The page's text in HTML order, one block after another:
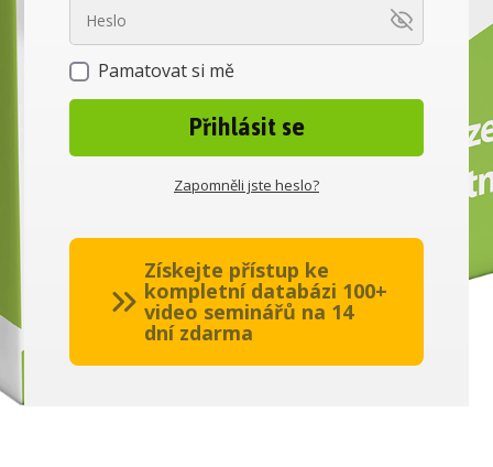
Pamatovat si mě
Přihlásit se
Zapomněli jste heslo?
Získejte přístup ke
kompletní databázi 100+
video seminářů na 14
dní zdarma